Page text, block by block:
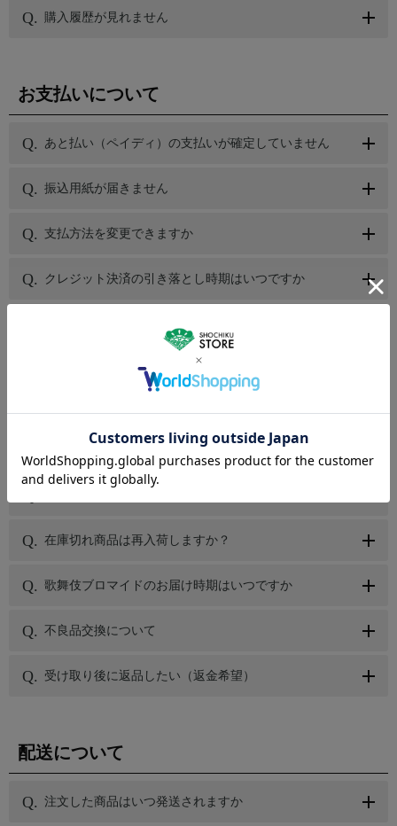
購入履歴が見れません
お支払いについて
あと払い（ペイディ）の支払いが確定していません
振込用紙が届きません
支払方法を変更できますか
クレジット決済の引き落とし時期はいつですか
注文時に選択できない支払方法があるのですが
商品について
在庫切れ商品は再入荷しますか？
歌舞伎ブロマイドのお届け時期はいつですか
不良品交換について
受け取り後に返品したい（返金希望）
配送について
注文した商品はいつ発送されますか